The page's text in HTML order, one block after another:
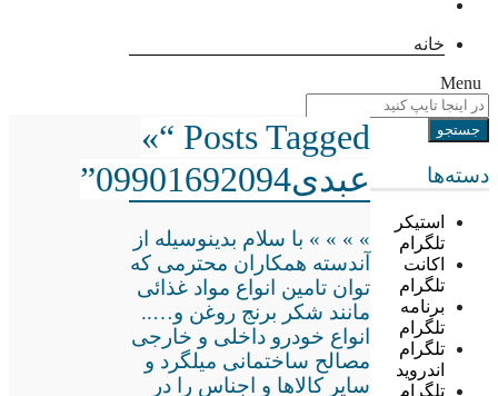
خانه
Menu
دسته‌ها
استیکر
تلگرام
اکانت
تلگرام
برنامه
تلگرام
تلگرام
اندروید
تلگرام
Posts Tagged “»
عبدی09901692094”
» » » » با سلام بدینوسیله از
آندسته همکاران محترمی که
توان تامین انواع مواد غذائی
مانند شکر برنج روغن و…..
انواع خودرو داخلی و خارجی
مصالح ساختمانی میلگرد و
سایر کالاها و اجناس را در